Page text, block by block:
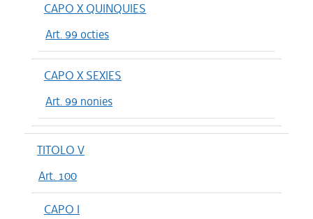
CAPO X QUINQUIES
Art. 99 octies
CAPO X SEXIES
Art. 99 nonies
TITOLO V
Art. 100
CAPO I